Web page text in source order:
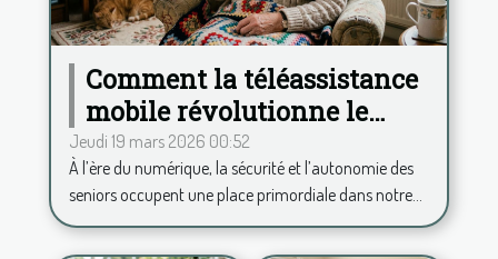
Comment la téléassistance
mobile révolutionne le
quotidien des seniors ?
Jeudi 19 mars 2026 00:52
À l’ère du numérique, la sécurité et l’autonomie des
seniors occupent une place primordiale dans notre...